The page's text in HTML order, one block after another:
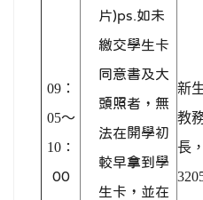
09：
05～
10：
00
片)ps.如未
繳交學生卡
同意書及大
頭照者，無
法在開學初
較早拿到學
生卡，並在
新
教
長